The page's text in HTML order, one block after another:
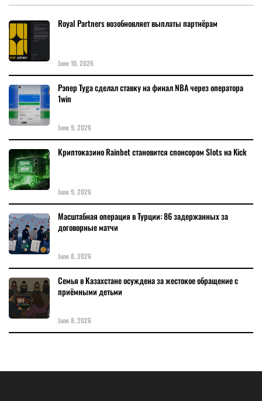
Royal Partners возобновляет выплаты партнёрам
June 10, 2026
Рэпер Tyga сделал ставку на финал NBA через оператора
1win
June 9, 2026
Криптоказино Rainbet становится спонсором Slots на Kick
June 9, 2026
Масштабная операция в Турции: 86 задержанных за
договорные матчи
June 8, 2026
Семья в Казахстане осуждена за жестокое обращение с
приёмными детьми
June 8, 2026